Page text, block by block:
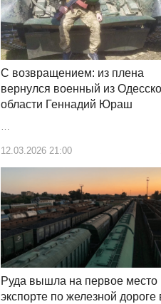
С возвращением: из плена
вернулся военный из
области Геннадий Юраш
12.03.2026 21:00
Руда вышла на первое место
экспорте по железной дороге